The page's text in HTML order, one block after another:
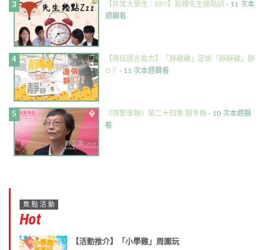
【非常大學生｜EP7】狐狸先生幾點訓 - 11 次本
週觀看
【降低語言能力】「靜雞雞」定係「靜靜雞」靜
D？ - 11 次本週觀看
《情繫學聯》第二十四集 劉冬梅 - 10 次本週觀
看
焦點活動
Hot
【活動推介】「小學雞」周圍玩